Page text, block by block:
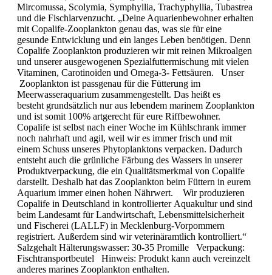
Mircomussa, Scolymia, Symphyllia, Trachyphyllia, Tubastrea
und die Fischlarvenzucht. „Deine Aquarienbewohner erhalten
mit Copalife-Zooplankton genau das, was sie für eine
gesunde Entwicklung und ein langes Leben benötigen. Denn
Copalife Zooplankton produzieren wir mit reinen Mikroalgen
und unserer ausgewogenen Spezialfuttermischung mit vielen
Vitaminen, Carotinoiden und Omega-3- Fettsäuren. Unser
Zooplankton ist passgenau für die Fütterung im
Meerwasseraquarium zusammengestellt. Das heißt es
besteht grundsätzlich nur aus lebendem marinem Zooplankton
und ist somit 100% artgerecht für eure Riffbewohner.
Copalife ist selbst nach einer Woche im Kühlschrank immer
noch nahrhaft und agil, weil wir es immer frisch und mit
einem Schuss unseres Phytoplanktons verpacken. Dadurch
entsteht auch die grünliche Färbung des Wassers in unserer
Produktverpackung, die ein Qualitätsmerkmal von Copalife
darstellt. Deshalb hat das Zooplankton beim Füttern in eurem
Aquarium immer einen hohen Nährwert. Wir produzieren
Copalife in Deutschland in kontrollierter Aquakultur und sind
beim Landesamt für Landwirtschaft, Lebensmittelsicherheit
und Fischerei (LALLF) in Mecklenburg-Vorpommern
registriert. Außerdem sind wir veterinäramtlich kontrolliert.“
Salzgehalt Hälterungswasser: 30-35 Promille Verpackung:
Fischtransportbeutel Hinweis: Produkt kann auch vereinzelt
anderes marines Zooplankton enthalten.